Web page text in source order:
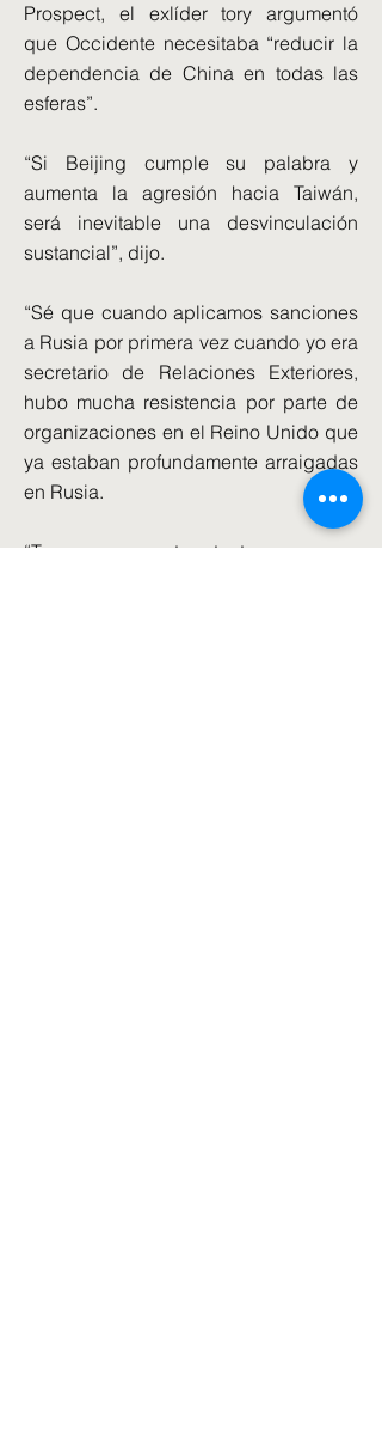
Prospect, el exlíder tory argumentó
que Occidente necesitaba “reducir la
dependencia de China en todas las
esferas”.
“Si Beijing cumple su palabra y
aumenta la agresión hacia Taiwán,
será inevitable una desvinculación
sustancial”, dijo.
“Sé que cuando aplicamos sanciones
a Rusia por primera vez cuando yo era
secretario de Relaciones Exteriores,
hubo mucha resistencia por parte de
organizaciones en el Reino Unido que
ya estaban profundamente arraigadas
en Rusia.
“Tenemos que estar atentos a eso con